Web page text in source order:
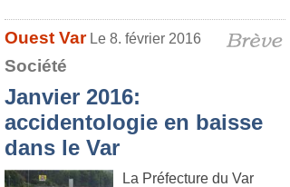
Ouest Var Le 8. février 2016
Société
Janvier 2016:
accidentologie en baisse
dans le Var
La Préfecture du Var